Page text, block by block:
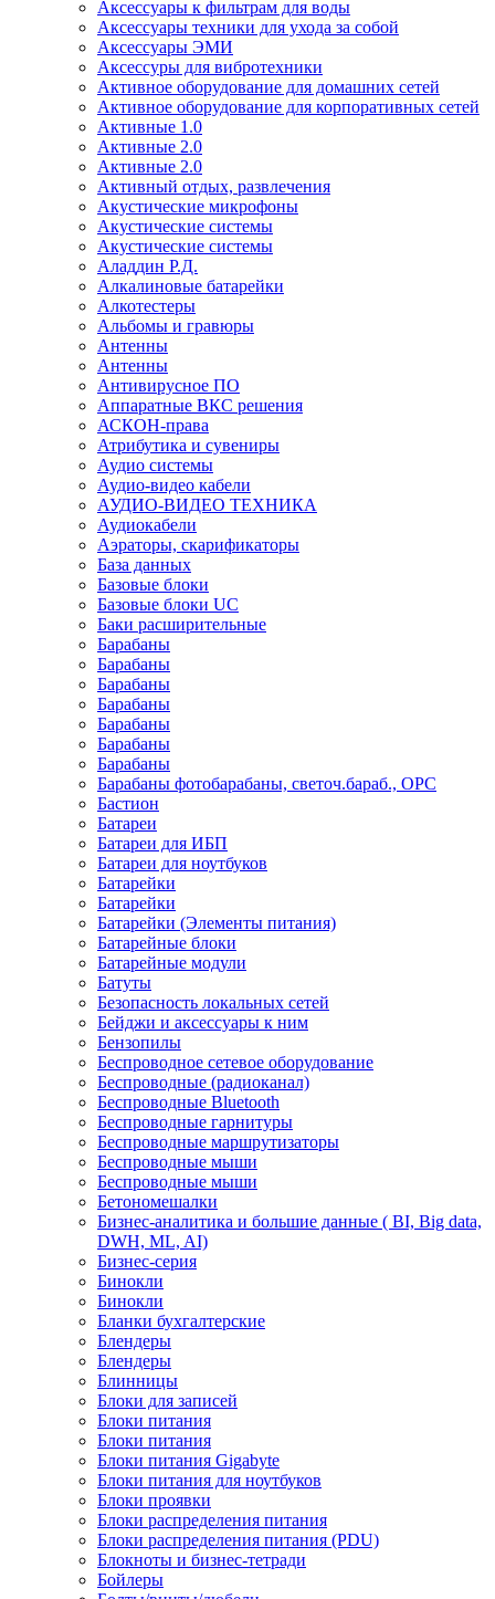
Аксессуары к фильтрам для воды
Аксессуары техники для ухода за собой
Аксессуары ЭМИ
Аксессуры для вибротехники
Активное оборудование для домашних сетей
Активное оборудование для корпоративных сетей
Активные 1.0
Активные 2.0
Активные 2.0
Активный отдых, развлечения
Акустические микрофоны
Акустические системы
Акустические системы
Аладдин Р.Д.
Алкалиновые батарейки
Алкотестеры
Альбомы и гравюры
Антенны
Антенны
Антивирусное ПО
Аппаратные ВКС решения
АСКОН-права
Атрибутика и сувениры
Аудио системы
Аудио-видео кабели
АУДИО-ВИДЕО ТЕХНИКА
Аудиокабели
Аэраторы, скарификаторы
База данных
Базовые блоки
Базовые блоки UC
Баки расширительные
Барабаны
Барабаны
Барабаны
Барабаны
Барабаны
Барабаны
Барабаны
Барабаны фотобарабаны, светоч.бараб., OPC
Бастион
Батареи
Батареи для ИБП
Батареи для ноутбуков
Батарейки
Батарейки
Батарейки (Элементы питания)
Батарейные блоки
Батарейные модули
Батуты
Безопасность локальных сетей
Бейджи и аксесcуары к ним
Бензопилы
Беспроводное сетевое оборудование
Беспроводные (радиоканал)
Беспроводные Bluetooth
Беспроводные гарнитуры
Беспроводные маршрутизаторы
Беспроводные мыши
Беспроводные мыши
Бетономешалки
Бизнес-аналитика и большие данные ( BI, Big data,
DWH, ML, AI)
Бизнес-серия
Бинокли
Бинокли
Бланки бухгалтерские
Блендеры
Блендеры
Блинницы
Блоки для записей
Блоки питания
Блоки питания
Блоки питания Gigabyte
Блоки питания для ноутбуков
Блоки проявки
Блоки распределения питания
Блоки распределения питания (PDU)
Блокноты и бизнес-тетради
Бойлеры